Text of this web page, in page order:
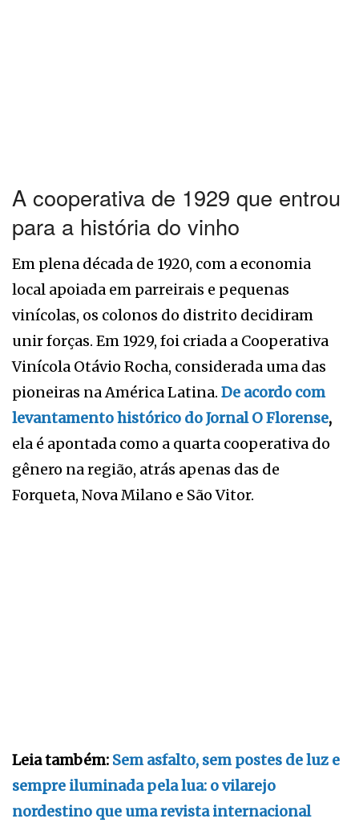
A cooperativa de 1929 que entrou
para a história do vinho
Em plena década de 1920, com a economia
local apoiada em parreirais e pequenas
vinícolas, os colonos do distrito decidiram
unir forças. Em 1929, foi criada a Cooperativa
Vinícola Otávio Rocha, considerada uma das
pioneiras na América Latina. De acordo com
levantamento histórico do Jornal O Florense,
ela é apontada como a quarta cooperativa do
gênero na região, atrás apenas das de
Forqueta, Nova Milano e São Vitor.
Leia também: Sem asfalto, sem postes de luz e
sempre iluminada pela lua: o vilarejo
nordestino que uma revista internacional